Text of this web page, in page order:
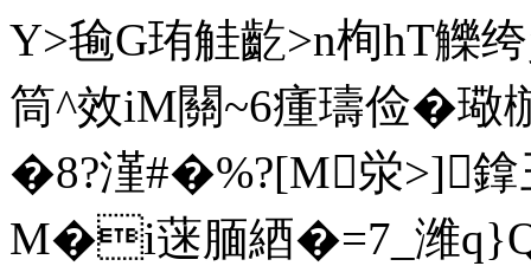
Y>毺G珛觟齕>n栒hT觻
筒^效iM關~6瘇璹俭�璥
�8?漌#�%?[M泶>]鎿
M�i蒾腼綇�=7_潍